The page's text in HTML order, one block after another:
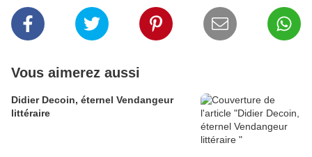
Vous aimerez aussi
Didier Decoin, éternel Vendangeur
littéraire